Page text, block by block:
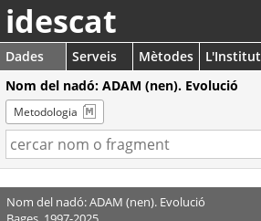
idescat
Dades Serveis Mètodes
L'Institut
Nom del nadó: ADAM (nen). Evolució
Metodologia
Nom del nadó: ADAM (nen). Evolució